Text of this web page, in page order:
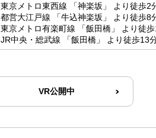
東京メトロ東西線 「神楽坂」 より徒歩2
都営大江戸線 「牛込神楽坂」 より徒歩8
東京メトロ有楽町線 「飯田橋」 より徒
JR中央・総武線 「飯田橋」 より徒歩13
VR公開中